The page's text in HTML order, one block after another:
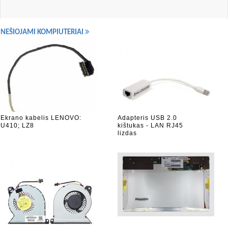
NEŠIOJAMI KOMPIUTERIAI
Ekrano kabelis LENOVO:
U410; LZ8
Adapteris USB 2.0
kištukas - LAN RJ45
lizdas